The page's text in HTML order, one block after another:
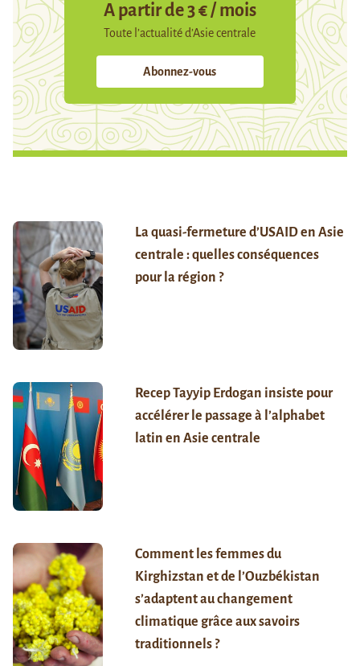
A partir de 3 € / mois
Toute l’actualité d’Asie centrale
Abonnez-vous
La quasi-fermeture d’USAID en Asie
centrale : quelles conséquences
pour la région ?
Recep Tayyip Erdogan insiste pour
accélérer le passage à l’alphabet
latin en Asie centrale
Comment les femmes du
Kirghizstan et de l’Ouzbékistan
s’adaptent au changement
climatique grâce aux savoirs
traditionnels ?